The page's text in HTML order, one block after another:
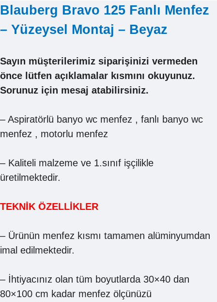
Blauberg Bravo 125 Fanlı Menfez
– Yüzeysel Montaj – Beyaz
Sayın müşterilerimiz siparişinizi vermeden
önce lütfen açıklamalar kısmını okuyunuz.
Sorunuz için mesaj atabilirsiniz.
– Aspiratörlü banyo wc menfez , fanlı banyo wc
menfez , motorlu menfez
– Kaliteli malzeme ve 1.sınıf işçilikle
üretilmektedir.
TEKNİK ÖZELLİKLER
– Ürünün menfez kısmı tamamen alüminyumdan
imal edilmektedir.
– İhtiyacınız olan tüm boyutlarda 30×40 dan
80×100 cm kadar menfez ölçünüzü